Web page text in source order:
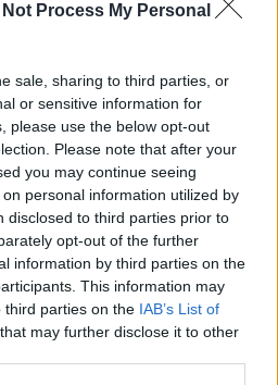
Not Process My Personal
sale, sharing to third parties, or
or sensitive information for
please use the below opt-out
Please note that after your
you may continue seeing
personal information utilized by
disclosed to third parties prior to
opt-out of the further
information by third parties on the
This information may
third parties on the IAB’s List of
that may further disclose it to other